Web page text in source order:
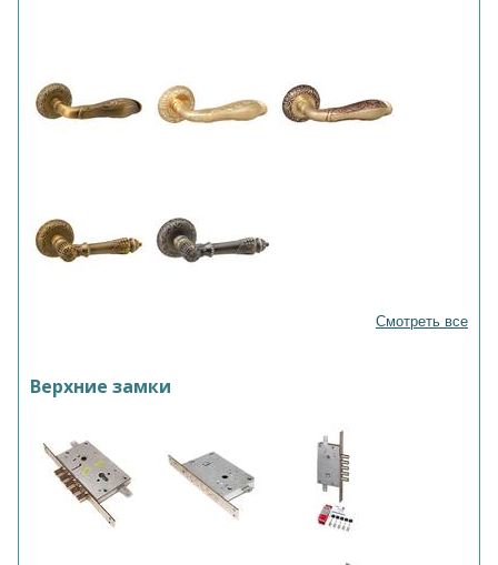
Смотреть все
Верхние замки